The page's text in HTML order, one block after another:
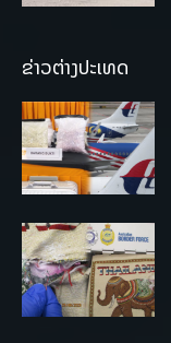
ຂ່າວຕ່າງປະເທດ